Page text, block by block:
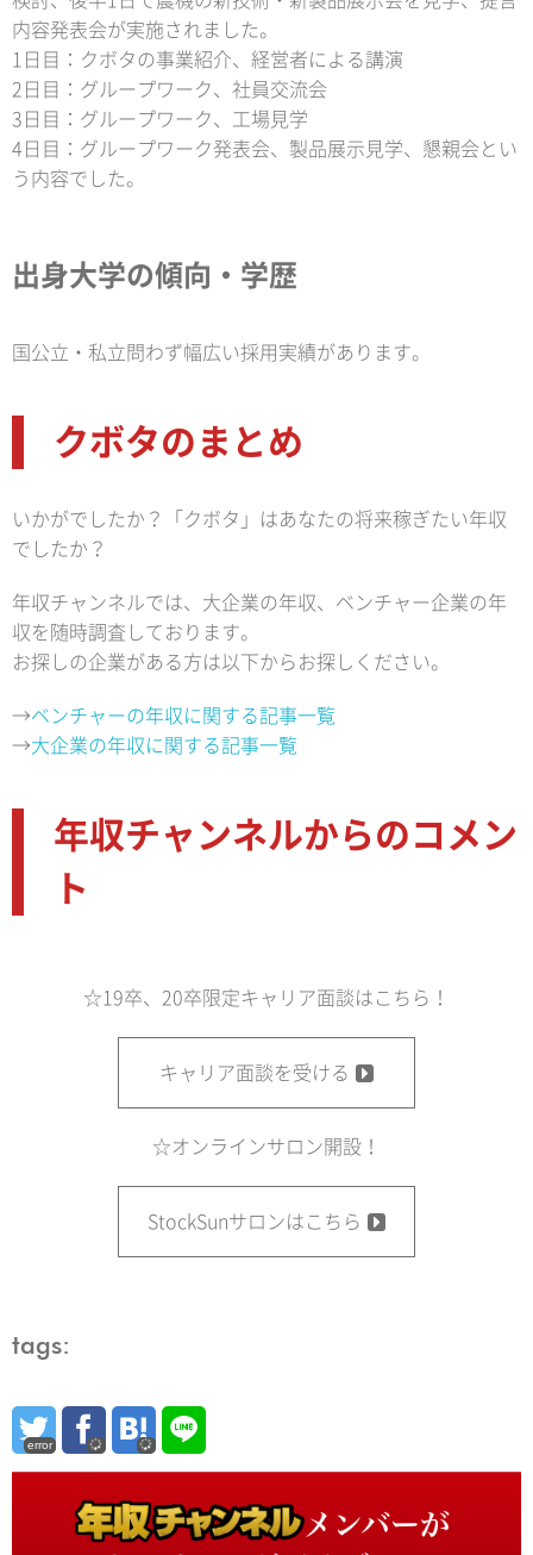
内容発表会が実施されました。
1日目：クボタの事業紹介、経営者による講演
2日目：グループワーク、社員交流会
3日目：グループワーク、工場見学
4日目：グループワーク発表会、製品展示見学、懇親会とい
う内容でした。
出身大学の傾向・学歴
国公立・私立問わず幅広い採用実績があります。
クボタのまとめ
いかがでしたか？「クボタ」はあなたの将来稼ぎたい年収
でしたか？
年収チャンネルでは、大企業の年収、ベンチャー企業の年
収を随時調査しております。
お探しの企業がある方は以下からお探しください。
→ベンチャーの年収に関する記事一覧
→大企業の年収に関する記事一覧
年収チャンネルからのコメン
ト
☆19卒、20卒限定キャリア面談はこちら！
キャリア面談を受ける
☆オンラインサロン開設！
StockSunサロンはこちら
tags:
error